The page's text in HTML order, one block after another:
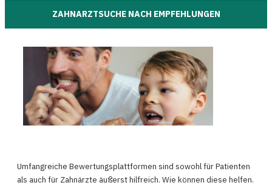
ZAHNARZTSUCHE NACH EMPFEHLUNGEN
Umfangreiche Bewertungsplattformen sind sowohl für Patienten
als auch für Zahnärzte äußerst hilfreich. Wie können diese helfen.